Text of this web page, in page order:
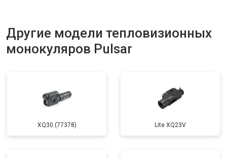
Другие модели тепловизионных
монокуляров Pulsar
XQ30 (77378) Lite XQ23V